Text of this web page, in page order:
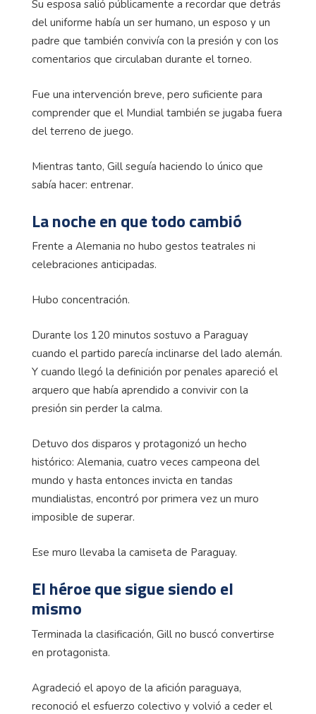
Su esposa salió públicamente a recordar que detrás
del uniforme había un ser humano, un esposo y un
padre que también convivía con la presión y con los
comentarios que circulaban durante el torneo.
Fue una intervención breve, pero suficiente para
comprender que el Mundial también se jugaba fuera
del terreno de juego.
Mientras tanto, Gill seguía haciendo lo único que
sabía hacer: entrenar.
La noche en que todo cambió
Frente a Alemania no hubo gestos teatrales ni
celebraciones anticipadas.
Hubo concentración.
Durante los 120 minutos sostuvo a Paraguay
cuando el partido parecía inclinarse del lado alemán.
Y cuando llegó la definición por penales apareció el
arquero que había aprendido a convivir con la
presión sin perder la calma.
Detuvo dos disparos y protagonizó un hecho
histórico: Alemania, cuatro veces campeona del
mundo y hasta entonces invicta en tandas
mundialistas, encontró por primera vez un muro
imposible de superar.
Ese muro llevaba la camiseta de Paraguay.
El héroe que sigue siendo el
mismo
Terminada la clasificación, Gill no buscó convertirse
en protagonista.
Agradeció el apoyo de la afición paraguaya,
reconoció el esfuerzo colectivo y volvió a ceder el